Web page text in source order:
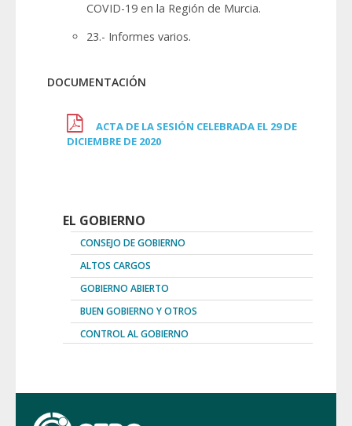
COVID-19 en la Región de Murcia.
23.- Informes varios.
DOCUMENTACIÓN
ACTA DE LA SESIÓN CELEBRADA EL 29 DE
DICIEMBRE DE 2020
EL GOBIERNO
CONSEJO DE GOBIERNO
ALTOS CARGOS
GOBIERNO ABIERTO
BUEN GOBIERNO Y OTROS
CONTROL AL GOBIERNO